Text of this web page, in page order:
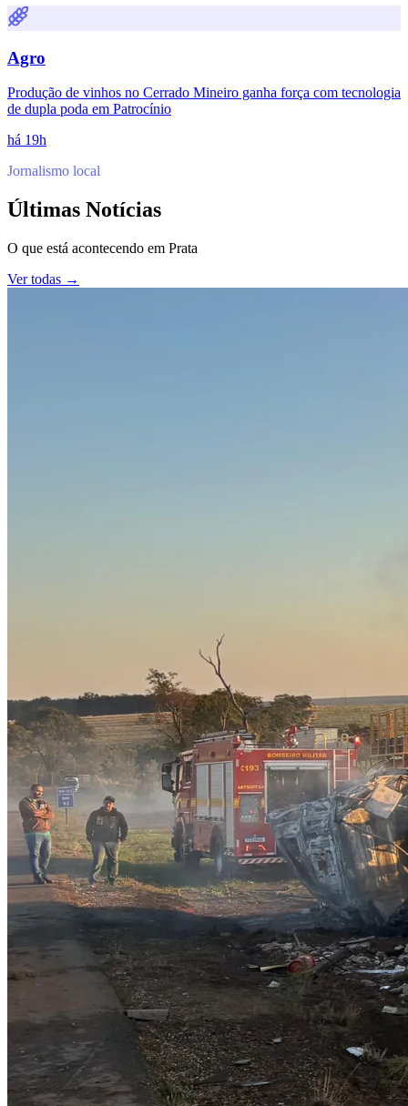
Agro
Produção de vinhos no Cerrado Mineiro ganha força com tecnologia
de dupla poda em Patrocínio
há 19h
Jornalismo local
Últimas Notícias
O que está acontecendo em Prata
Ver todas →